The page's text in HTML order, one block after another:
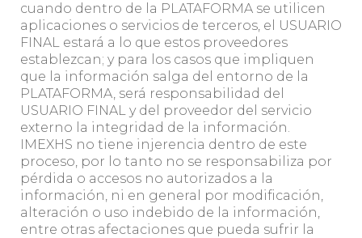
cuando dentro de la PLATAFORMA se utilicen
aplicaciones o servicios de terceros, el USUARIO
FINAL estará a lo que estos proveedores
establezcan; y para los casos que impliquen
que la información salga del entorno de la
PLATAFORMA, será responsabilidad del
USUARIO FINAL y del proveedor del servicio
externo la integridad de la información.
IMEXHS no tiene injerencia dentro de este
proceso, por lo tanto no se responsabiliza por
pérdida o accesos no autorizados a la
información, ni en general por modificación,
alteración o uso indebido de la información,
entre otras afectaciones que pueda sufrir la